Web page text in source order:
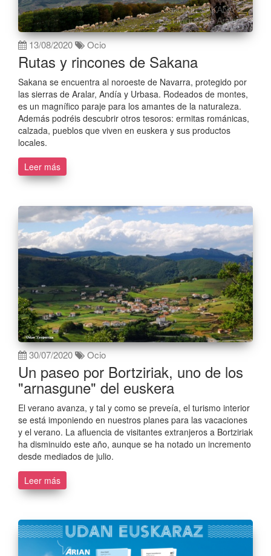
13/08/2020 Ocio
Rutas y rincones de Sakana
Sakana se encuentra al noroeste de Navarra, protegido por
las sierras de Aralar, Andía y Urbasa. Rodeados de montes,
es un magnífico paraje para los amantes de la naturaleza.
Además podréis descubrir otros tesoros: ermitas románicas,
calzada, pueblos que viven en euskera y sus productos
locales.
Leer más
30/07/2020 Ocio
Un paseo por Bortziriak, uno de los
"arnasgune" del euskera
El verano avanza, y tal y como se preveía, el turismo interior
se está imponiendo en nuestros planes para las vacaciones
y el verano. La afluencia de visitantes extranjeros a Bortziriak
ha disminuido este año, aunque se ha notado un incremento
desde mediados de julio.
Leer más